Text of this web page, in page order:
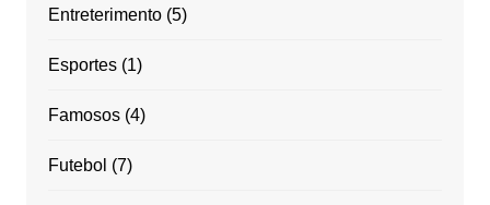
Entreterimento(5)
Esportes(1)
Famosos(4)
Futebol (7)